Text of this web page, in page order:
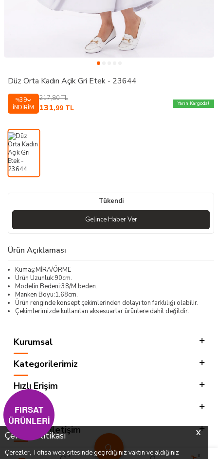
X
Çerez Politikası
Çerezler, Tofisa web sitesinde geçirdiğiniz vaktin ve aldığınız
0 0
Düz Orta Kadın Açik Gri Etek - 23644
%39
İNDIRIM
217,80TL
131,99 TL
Yarın Kargoda!
Tükendi
Gelince Haber Ver
Ürün Açıklaması
Kumaş:MİRA/ÖRME
Ürün Uzunluk:90cm.
Modelin Bedeni:38/M beden.
Manken Boyu:1.68cm.
Ürün renginde konsept çekimlerinden dolayı ton farklılığı olabilir.
Çekimlerimizde kullanılan aksesuarlar ürünlere dahil değildir.
Kurumsal
Kategorilerimiz
Hızlı Erişim
Sosyal
Adres & İletişim
FIRSAT
ÜRÜNLERİ